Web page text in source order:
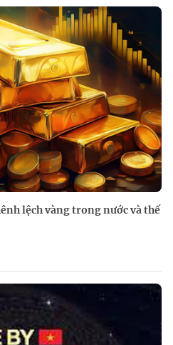
lệch vàng trong nước và thế